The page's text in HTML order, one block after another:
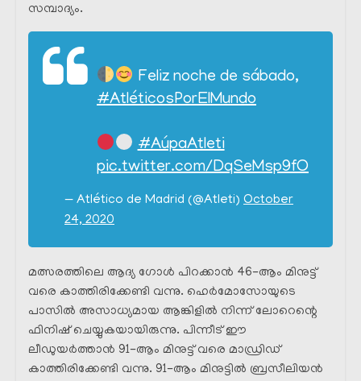
സമ്പാദ്യം.
Feliz noche de sábado,
#AtléticosPorElMundo
#AúpaAtleti
pic.twitter.com/DqSeMsp9fO
— Atlético de Madrid (@Atleti) October
24, 2020
മത്സരത്തിലെ ആദ്യ ഗോൾ പിറക്കാൻ 46-ആം മിനുട്ട്
വരെ കാത്തിരിക്കേണ്ടി വന്നു. ഹെർമോസോയുടെ
പാസിൽ അസാധ്യമായ ആങ്കിളിൽ നിന്ന് ലോറെന്റെ
ഫിനിഷ് ചെയ്യുകയായിരുന്നു. പിന്നീട് ഈ
ലീഡുയർത്താൻ 91-ആം മിനുട്ട് വരെ മാഡ്രിഡ്‌
കാത്തിരിക്കേണ്ടി വന്നു. 91-ആം മിനുട്ടിൽ ബ്രസീലിയൻ